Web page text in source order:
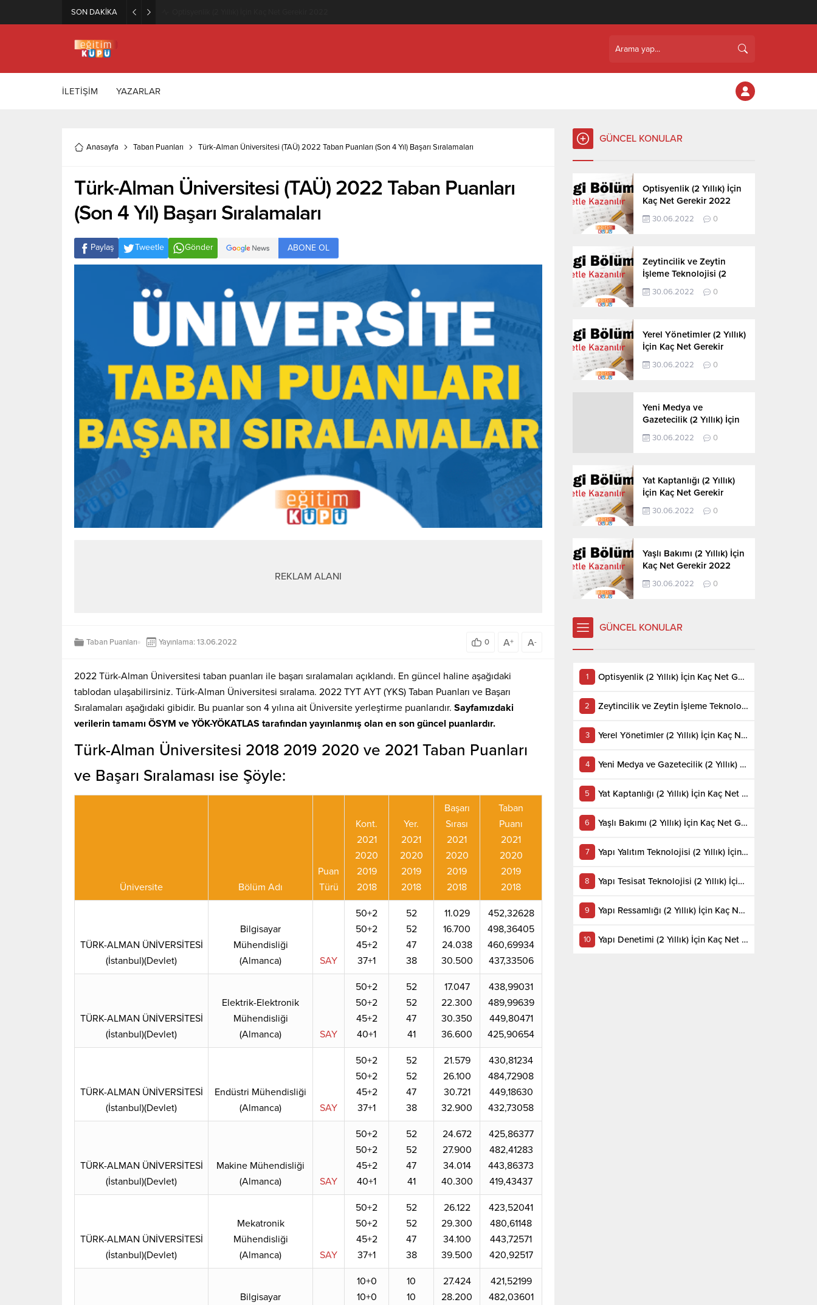
SON DAKİKA
İLETİŞİM YAZARLAR
Anasayfa Taban Puanları Türk-Alman Üniversitesi (TAÜ) 2022 Taban Puanları (Son 4 Yıl) Başarı Sıralamaları
Türk-Alman Üniversitesi (TAÜ) 2022 Taban Puanları
(Son 4 Yıl) Başarı Sıralamaları
Paylaş Tweetle Gönder ABONE OL
REKLAM ALANI
Taban Puanları Yayınlama: 13.06.2022 0 A+ A-
2022 Türk-Alman Üniversitesi taban puanları ile başarı sıralamaları açıklandı. En güncel haline aşağıdaki
tablodan ulaşabilirsiniz. Türk-Alman Üniversitesi sıralama. 2022 TYT AYT (YKS) Taban Puanları ve Başarı
Sıralamaları aşağıdaki gibidir. Bu puanlar son 4 yılına ait Üniversite yerleştirme puanlarıdır. Sayfamızdaki
verilerin tamamı ÖSYM ve YÖK-YÖKATLAS tarafından yayınlanmış olan en son güncel puanlardır.
Türk-Alman Üniversitesi 2018 2019 2020 ve 2021 Taban Puanları
ve Başarı Sıralaması ise Şöyle:
Üniversite Bölüm Adı
Puan
Türü
Kont.
2021
2020
2019
2018
Yer.
2021
2020
2019
2018
Başarı
Sırası
2021
2020
2019
2018
Taban
Puanı
2021
2020
2019
2018
TÜRK-ALMAN ÜNİVERSİTESİ
(İstanbul)(Devlet)
Bilgisayar
Mühendisliği
(Almanca)
SAY
50+2
50+2
45+2
37+1
52
52
47
38
11.029
16.700
24.038
30.500
452,32628
498,36405
460,69934
437,33506
TÜRK-ALMAN ÜNİVERSİTESİ
(İstanbul)(Devlet)
Elektrik-Elektronik
Mühendisliği
(Almanca)
SAY
50+2
50+2
45+2
40+1
52
52
47
41
17.047
22.300
30.350
36.600
438,99031
489,99639
449,80471
425,90654
TÜRK-ALMAN ÜNİVERSİTESİ
(İstanbul)(Devlet)
Endüstri Mühendisliği
(Almanca)
SAY
50+2
50+2
45+2
37+1
52
52
47
38
21.579
26.100
30.721
32.900
430,81234
484,72908
449,18630
432,73058
TÜRK-ALMAN ÜNİVERSİTESİ
(İstanbul)(Devlet)
Makine Mühendisliği
(Almanca)
SAY
50+2
50+2
45+2
40+1
52
52
47
41
24.672
27.900
34.014
40.300
425,86377
482,41283
443,86373
419,43437
TÜRK-ALMAN ÜNİVERSİTESİ
(İstanbul)(Devlet)
Mekatronik
Mühendisliği
(Almanca)
SAY
50+2
50+2
45+2
37+1
52
52
47
38
26.122
29.300
34.100
39.500
423,52041
480,61148
443,72571
420,92517
Bilgisayar
10+0
10+0
10
10
27.424
28.200
421,52199
482,03601
GÜNCEL KONULAR
Optisyenlik (2 Yıllık) İçin
Kaç Net Gerekir 2022
30.06.2022 0
Zeytincilik ve Zeytin
İşleme Teknolojisi (2
Yıllık) İçin Kaç Net
Gerekir 2022
30.06.2022 0
Yerel Yönetimler (2 Yıllık)
İçin Kaç Net Gerekir
2022
30.06.2022 0
Yeni Medya ve
Gazetecilik (2 Yıllık) İçin
Kaç Net Gerekir 2022
30.06.2022 0
Yat Kaptanlığı (2 Yıllık)
İçin Kaç Net Gerekir
2022
30.06.2022 0
Yaşlı Bakımı (2 Yıllık) İçin
Kaç Net Gerekir 2022
30.06.2022 0
GÜNCEL KONULAR
Optisyenlik (2 Yıllık) İçin Kaç Net Gerekir 2022
Zeytincilik ve Zeytin İşleme Teknolojisi (2 Yıllık) İçin Kaç Net Gerekir 2022
Yerel Yönetimler (2 Yıllık) İçin Kaç Net Gerekir 2022
Yeni Medya ve Gazetecilik (2 Yıllık) İçin Kaç Net Gerekir 2022
Yat Kaptanlığı (2 Yıllık) İçin Kaç Net Gerekir 2022
Yaşlı Bakımı (2 Yıllık) İçin Kaç Net Gerekir 2022
Yapı Yalıtım Teknolojisi (2 Yıllık) İçin Kaç Net Gerekir 2022
Yapı Tesisat Teknolojisi (2 Yıllık) İçin Kaç Net Gerekir 2022
Yapı Ressamlığı (2 Yıllık) İçin Kaç Net Gerekir 2022
Yapı Denetimi (2 Yıllık) İçin Kaç Net Gerekir 2022